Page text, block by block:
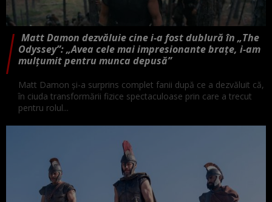
Matt Damon dezvăluie cine i-a fost dublură în „The
Odyssey”: „Avea cele mai impresionante brațe, i-am
mulțumit pentru munca depusă”
Matt Damon și-a surprins complet fanii după ce a dezvăluit că,
în ciuda transformării fizice spectaculoase prin care a trecut
pentru rolul...